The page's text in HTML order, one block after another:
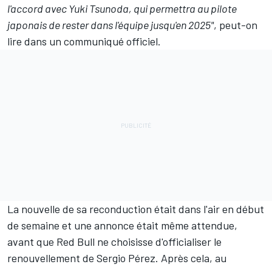
l'accord avec Yuki Tsunoda, qui permettra au pilote
japonais de rester dans l'équipe jusqu'en 2025", peut-on
lire dans un communiqué officiel.
La nouvelle de sa reconduction était dans l'air en début
de semaine et une annonce était même attendue,
avant que Red Bull ne choisisse d'officialiser le
renouvellement de Sergio Pérez. Après cela, au